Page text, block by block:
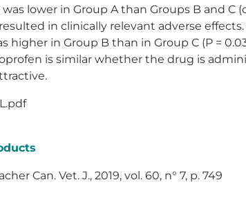
lower in Group A than Groups B and C
in clinically relevant adverse
higher in Group B than in Group C (P =
is similar whether the drug is
Can. Vet. J., 2019, vol. 60, n° 7, p. 749